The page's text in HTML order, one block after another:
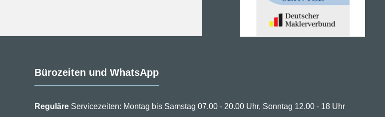
Bürozeiten und WhatsApp
ReguläreServicezeiten: Montag bis Samstag 07.00 - 20.00 Uhr, Sonntag 12.00 - 18 Uhr